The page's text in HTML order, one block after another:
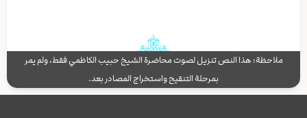
ملاحظة: هذا النص تنزيل لصوت محاضرة الشيخ حبيب الكاظمي فقط، ولم يمر
بمرحلة التنقيح واستخراج المصادر بعد.